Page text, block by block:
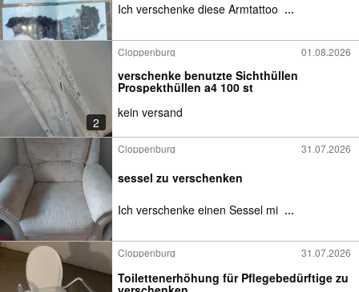
Ich verschenke diese Armtattoo ...
2
Cloppenburg 01.08.2026
verschenke benutzte Sichthüllen
Prospekthüllen a4 100 st
kein versand
Cloppenburg 31.07.2026
sessel zu verschenken
Ich verschenke einen Sessel mi ...
Cloppenburg 31.07.2026
Toilettenerhöhung für Pflegebedürftige zu